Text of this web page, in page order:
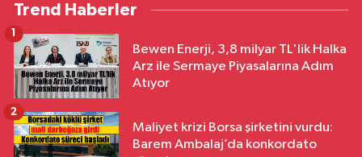
Trend Haberler
Bewen Enerji, 3,8 milyar TL'lik Halka
Arz ile Sermaye Piyasalarına Adım
Atıyor
1
Maliyet krizi Borsa şirketini vurdu:
Barem Ambalaj’da konkordato
2